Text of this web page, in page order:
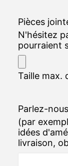
Pièces
N'hésitez
pourraient
Taille max.
Parlez-
(par
idées
livraison,